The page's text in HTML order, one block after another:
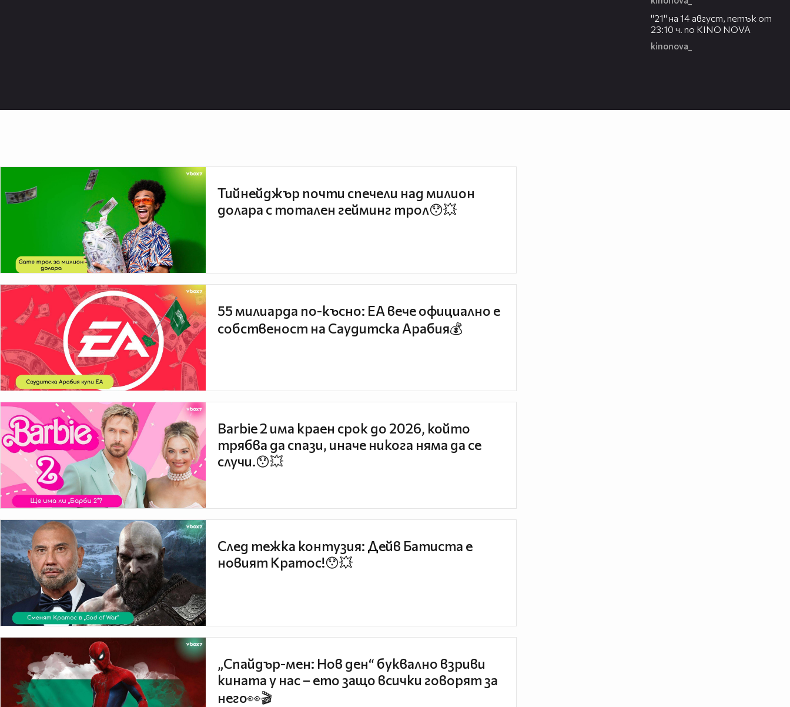
"21" на 14 август, петък от
23:10 ч. по KINO NOVA
kinonova_
Тийнейджър почти спечели над милион
долара с тотален гейминг трол😯💥
55 милиарда по-късно: EA вече официално е
собственост на Саудитска Арабия💰
Barbie 2 има краен срок до 2026, който
трябва да спази, иначе никога няма да се
случи.😯💥
След тежка контузия: Дейв Батиста е
новият Кратос!😯💥
„Спайдър-мен: Нов ден“ буквално взриви
кината у нас – ето защо всички говорят за
него👀🎬